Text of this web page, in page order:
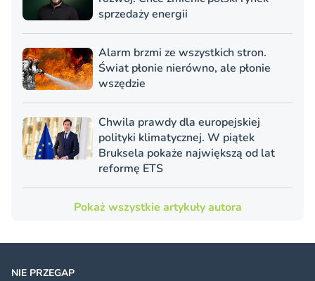
sprzedaży energii
Alarm brzmi ze wszystkich stron.
Świat płonie nierówno, ale płonie
wszędzie
Chwila prawdy dla europejskiej
polityki klimatycznej. W piątek
Bruksela pokaże największą od lat
reformę ETS
Pokaż wszystkie artykuły autora
NIE PRZEGAP